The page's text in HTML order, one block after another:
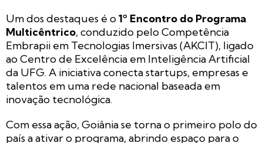
Um dos destaques é o1º Encontro do Programa
Multicêntrico, conduzido pelo Competência
Embrapii em Tecnologias Imersivas (AKCIT), ligado
ao Centro de Excelência em Inteligência Artificial
da UFG. A iniciativa conecta startups, empresas e
talentos em uma rede nacional baseada em
inovação tecnológica.
Com essa ação, Goiânia se torna o primeiro polo do
país a ativar o programa, abrindo espaço para o